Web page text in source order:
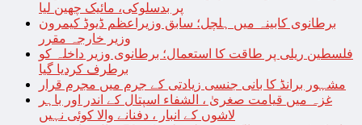
پر بدسلوکی، مائیک چھین لیا
برطانوی کابینہ میں ہلچل؛ سابق وزیراعظم ڈیوڈ کیمرون
وزیر خارجہ مقرر
فلسطین ریلی پر طاقت کا استعمال؛ برطانوی وزیر داخلہ کو
برطرف کردیا گیا
مشہور برانڈ کا بانی جنسی زیادتی کے جرم میں مجرم قرار
غزہ میں قیامت صغریٰ ، الشفاء اسپتال کے اندر اور باہر
لاشوں کے انبار ، دفنانے والا کوئی نہیں